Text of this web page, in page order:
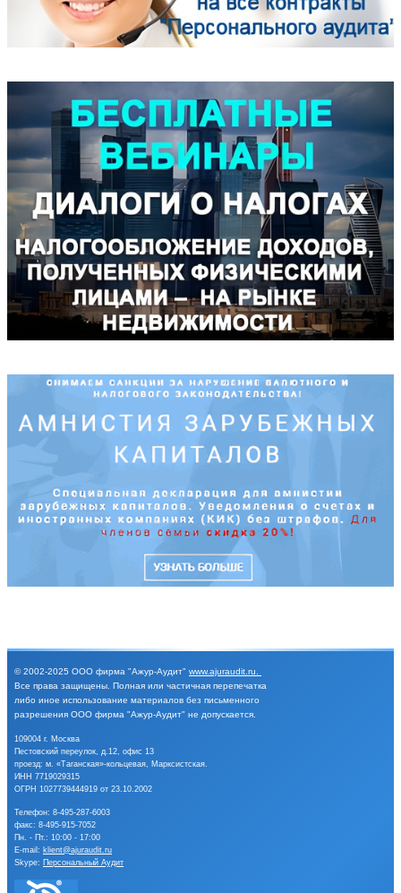
© 2002-2025 ООО фирма "Ажур-Аудит" www.ajuraudit.ru
Все права защищены. Полная или частичная перепечатка
либо иное использование материалов без письменного
разрешения ООО фирма "Ажур-Аудит" не допускается.
109004 г. Москва
Пестовский переулок, д.12, офис 13
проезд: м. «Таганская»-кольцевая, Марксистская.
ИНН 7719029315
ОГРН 1027739444919 от 23.10.2002
Телефон: 8-495-287-6003
факс: 8-495-915-7052
Пн. - Пт.: 10:00 - 17:00
E-mail: klient@ajuraudit.ru
Skype: Персональный Аудит